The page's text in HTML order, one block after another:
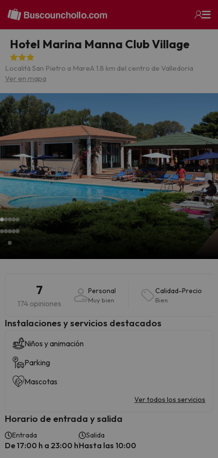
Hotel Marina Manna Club Village
Località San Pietro a MareA 1.8 km del centro de Valledoria
Ver en mapa
7
174 opiniones
Personal
Muy bien
Calidad-Precio
Bien
Instalaciones y servicios destacados
Niños y animación
Parking
Mascotas
Ver todos los servicios
Horario de entrada y salida
Entrada
De 17:00 h a 23:00 h
Salida
Hasta las 10:00